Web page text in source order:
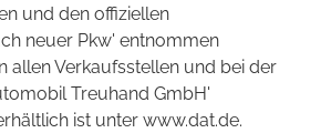
und den offiziellen
neuer Pkw' entnommen
allen Verkaufsstellen und bei der
Treuhand GmbH'
ist unter www.dat.de.